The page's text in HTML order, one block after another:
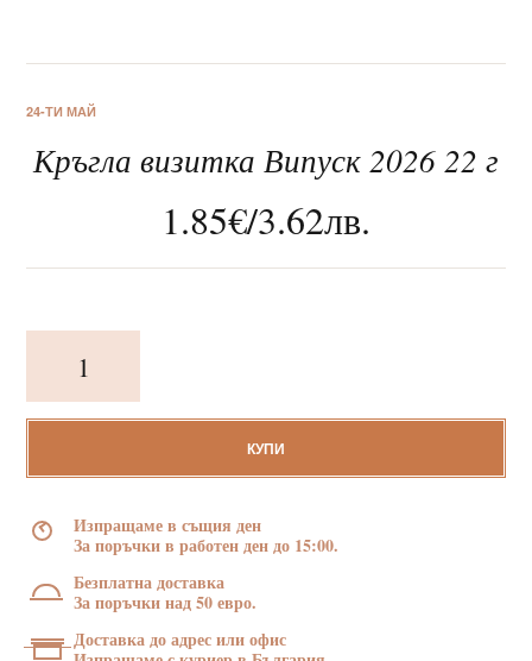
За нас
Клиентско обслужване
24-ТИ МАЙ
Кръгла визитка Випуск 2026 22 г
1.85€/3.62лв.
Кръгла
визитка
2026
КУПИ
Изпращаме в същия ден
За поръчки в работен ден до 15:00.
Безплатна доставка
За поръчки над 50 евро.
Доставка до адрес или офис